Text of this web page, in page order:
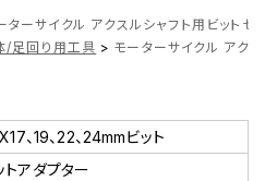
ターサイクル アクスルシャフト用ビットセ
/足回り用工具 > モーターサイクル アク
、19、22、24mmビット
トアダプター